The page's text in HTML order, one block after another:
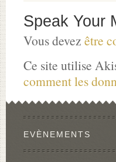
Speak Your
Vous devez être
Ce site utilise
comment les
EVÈNEMENTS